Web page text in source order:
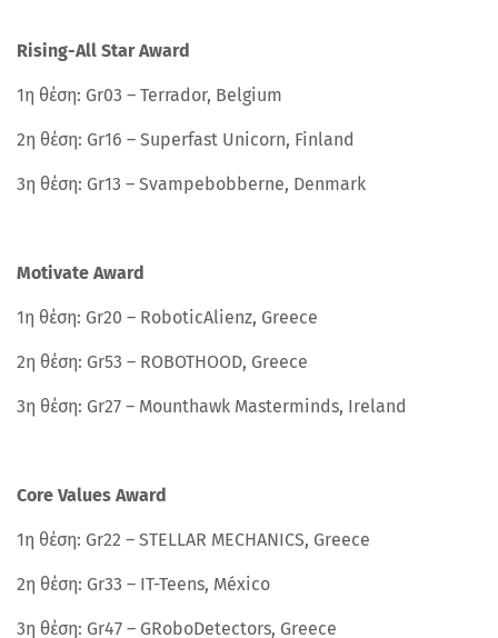
Rising-All Star Award
1η θέση: Gr03 – Terrador, Belgium
2η θέση: Gr16 – Superfast Unicorn, Finland
3η θέση: Gr13 – Svampebobberne, Denmark
Motivate Award
1η θέση: Gr20 – RoboticAlienz, Greece
2η θέση: Gr53 – ROBOTHOOD, Greece
3η θέση: Gr27 – Mounthawk Masterminds, Ireland
Core Values Award
1η θέση: Gr22 – STELLAR MECHANICS, Greece
2η θέση: Gr33 – IT-Teens, México
3η θέση: Gr47 – GRoboDetectors, Greece